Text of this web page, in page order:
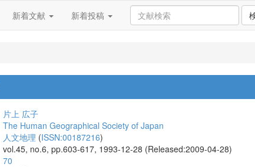
新着文献 新着投稿
片上 広子
The Human Geographical Society of Japan
人文地理 (ISSN:00187216)
vol.45, no.6, pp.603-617, 1993-12-28 (Released:2009-04-28)
70